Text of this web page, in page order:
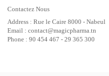
Contactez Nous
Address : Rue le Caire 8000 - Nabeul
Email : contact@magicpharma.tn
Phone : 90 454 467 - 29 365 300